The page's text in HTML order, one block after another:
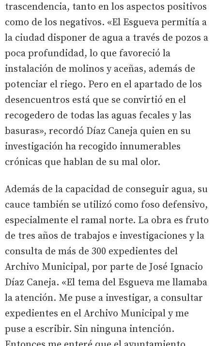
trascendencia, tanto en los aspectos positivos
como de los negativos. «El Esgueva permitía a
la ciudad disponer de agua a través de pozos a
poca profundidad, lo que favoreció la
instalación de molinos y aceñas, además de
potenciar el riego. Pero en el apartado de los
desencuentros está que se convirtió en el
recogedero de todas las aguas fecales y las
basuras», recordó Díaz Caneja quien en su
investigación ha recogido innumerables
crónicas que hablan de su mal olor.
Además de la capacidad de conseguir agua, su
cauce también se utilizó como foso defensivo,
especialmente el ramal norte. La obra es fruto
de tres años de trabajos e investigaciones y la
consulta de más de 300 expedientes del
Archivo Municipal, por parte de José Ignacio
Díaz Caneja. «El tema del Esgueva me llamaba
la atención. Me puse a investigar, a consultar
expedientes en el Archivo Municipal y me
puse a escribir. Sin ninguna intención.